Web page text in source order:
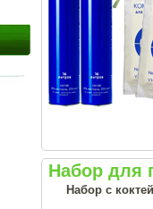
Набор для
Набор с